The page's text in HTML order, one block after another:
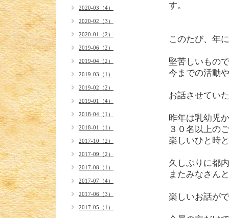
す。
このたび、年
堅苦しいもの
今までの活動
お話させてい
昨年は乳幼児
３０名以上の
楽しいひと時
久しぶりに都
またみなさん
楽しいお話が
2020-03（4）
2020-02（3）
2020-01（2）
2019-06（2）
2019-04（2）
2019-03（1）
2019-02（2）
2019-01（4）
2018-04（1）
2018-01（1）
2017-10（2）
2017-09（2）
2017-08（1）
2017-07（4）
2017-06（3）
2017-05（1）